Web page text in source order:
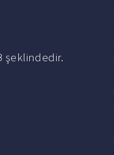
şeklindedir.